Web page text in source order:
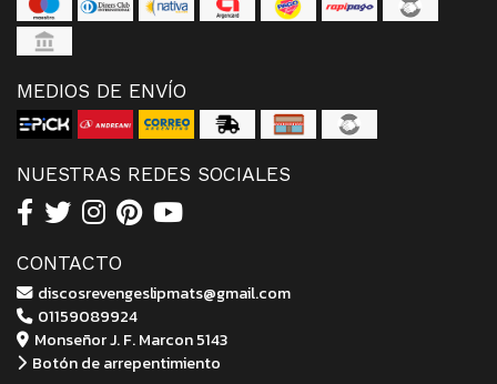
MEDIOS DE ENVÍO
NUESTRAS REDES SOCIALES
CONTACTO
discosrevengeslipmats@gmail.com
01159089924
Monseñor J. F. Marcon 5143
Botón de arrepentimiento